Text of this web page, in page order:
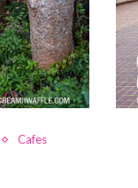
Cafes